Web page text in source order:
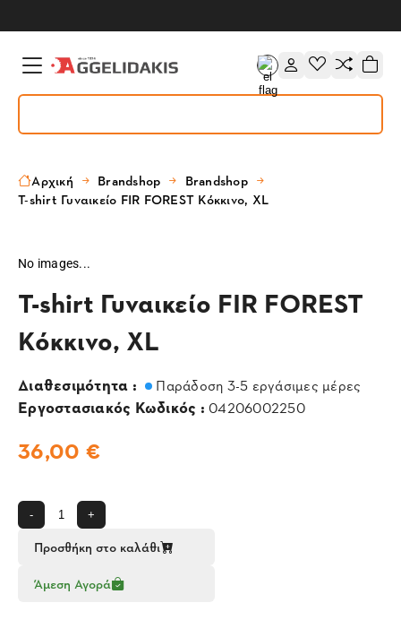
Αρχική Brandshop
Brandshop
T-shirt Γυναικείο FIR FOREST Κόκκινο, XL
No images...
T-shirt Γυναικείο FIR FOREST
Κόκκινο, XL
Διαθεσιμότητα : Παράδοση 3-5 εργάσιμες μέρες
Εργοστασιακός Κωδικός : 04206002250
36,00 €
- +
Προσθήκη στο καλάθι
Άμεση Αγορά